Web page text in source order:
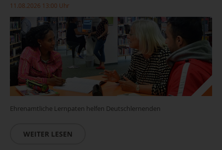
11.08.2026 13:00 Uhr
Ehrenamtliche Lernpaten helfen Deutschlernenden
WEITER LESEN